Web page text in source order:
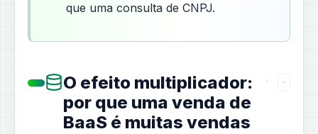
que uma consulta de CNPJ.
O efeito multiplicador:
por que uma venda de
BaaS é muitas vendas